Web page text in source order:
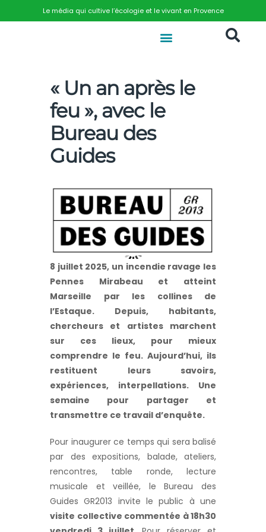
Le média qui cultive l’écologie et le vivant en Provence
« Un an après le
feu », avec le
Bureau des
Guides
8 juillet 2025, un incendie ravage les
Pennes Mirabeau et atteint
Marseille par les collines de
l’Estaque. Depuis, habitants,
chercheurs et artistes marchent
sur ces lieux, pour mieux
comprendre le feu. Aujourd’hui, ils
restituent leurs savoirs,
expériences, interpellations. Une
semaine pour partager et
transmettre ce travail d’enquête.
Pour inaugurer ce temps qui sera balisé
par des expositions, balade, ateliers,
rencontres, table ronde, lecture
musicale et veillée, le Bureau des
Guides GR2013 invite le public à une
visite collective commentée à 18h30